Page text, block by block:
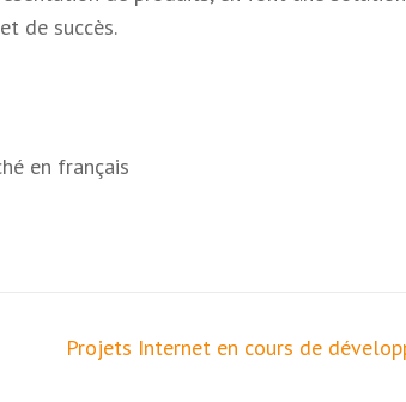
de succès.
en français
Projets Internet en cours de